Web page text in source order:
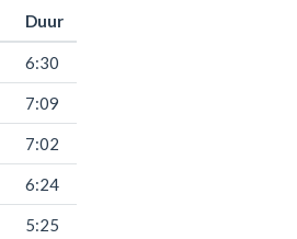
Duur
6:30
7:09
7:02
6:24
5:25